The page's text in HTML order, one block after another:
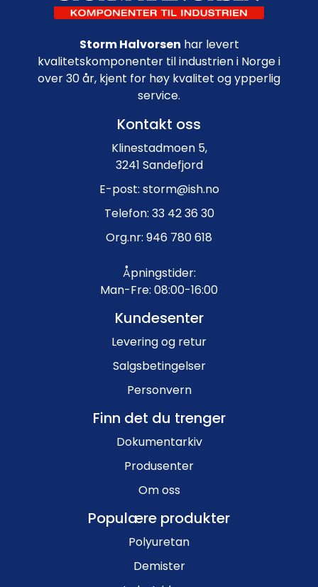
Storm Halvorsen har levert
kvalitetskomponenter til industrien i Norge i
over 30 år, kjent for høy kvalitet og ypperlig
service.
Kontakt oss
Klinestadmoen 5,
3241 Sandefjord
E-post: storm@ish.no
Telefon: 33 42 36 30
Org.nr: 946 780 618
Åpningstider:
Man-Fre: 08:00-16:00
Kundesenter
Levering og retur
Salgsbetingelser
Personvern
Finn det du trenger
Dokumentarkiv
Produsenter
Om oss
Populære produkter
Polyuretan
Demister